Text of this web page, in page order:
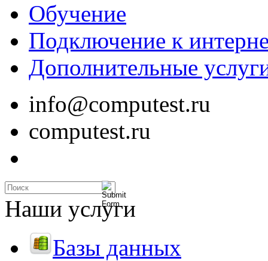
Обучение
Подключение к
Дополнительные
info@computest.ru
computest.ru
Наши услуги
Базы данных